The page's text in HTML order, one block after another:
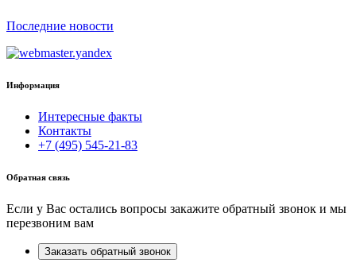
Последние новости
Информация
Интересные факты
Контакты
+7 (495) 545-21-83
Обратная связь
Если у Вас остались вопросы закажите обратный звонок и мы
перезвоним вам
Заказать обратный звонок